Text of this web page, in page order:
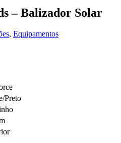
– Balizador Solar
, Equipamentos
Preto